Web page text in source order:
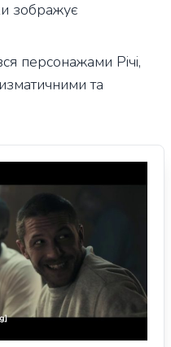
зображує
персонажами Річі,
та